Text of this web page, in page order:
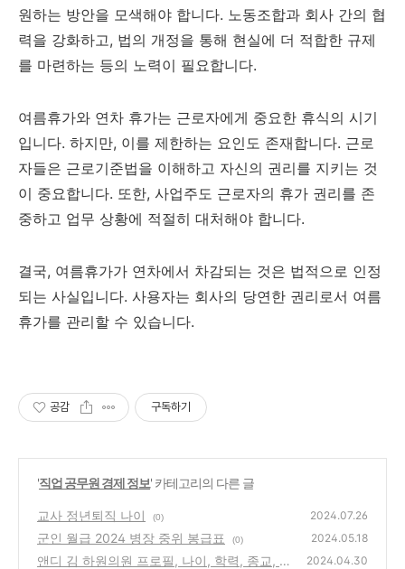
원하는 방안을 모색해야 합니다. 노동조합과 회사 간의 협
력을 강화하고, 법의 개정을 통해 현실에 더 적합한 규제
를 마련하는 등의 노력이 필요합니다.
여름휴가와 연차 휴가는 근로자에게 중요한 휴식의 시기
입니다. 하지만, 이를 제한하는 요인도 존재합니다. 근로
자들은 근로기준법을 이해하고 자신의 권리를 지키는 것
이 중요합니다. 또한, 사업주도 근로자의 휴가 권리를 존
중하고 업무 상황에 적절히 대처해야 합니다.
결국, 여름휴가가 연차에서 차감되는 것은 법적으로 인정
되는 사실입니다. 사용자는 회사의 당연한 권리로서 여름
휴가를 관리할 수 있습니다.
공감 구독하기
'직업 공무원 경제 정보' 카테고리의 다른 글
교사 정년퇴직 나이 (0) 2024.07.26
군인 월급 2024 병장 중위 봉급표 (0) 2024.05.18
앤디 김 하원의원 프로필, 나이, 학력, 종교, 미
2024.04.30